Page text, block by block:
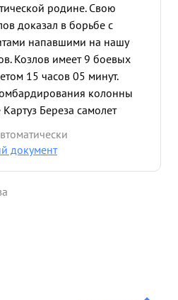
родине. Свою
доказал в борьбе с
напавшими на нашу
Козлов имеет 9 боевых
15 часов 05 минут.
колонны
Береза самолет
бителями
Экипаж сбил один
сам Козлов получил
документ